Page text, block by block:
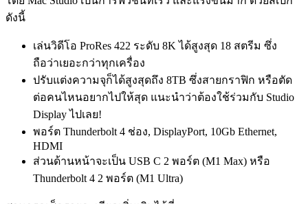
ดังนี้
เล่นวิดีโอ ProRes 422 ระดับ 8K ได้สูงสุด 18 สตรีม ซึ่ง
ถือว่าเยอะกว่าทุกเครื่อง
ปรับแต่งความจุก็ได้สูงสุดถึง 8TB ซึ่งสายกราฟิก หรือตัด
ต่อคนไหนอยากไปให้สุด แนะนำว่าต้องใช้ร่วมกับ Studio
Display ไปเลย!
พอร์ต Thunderbolt 4 ช่อง, DisplayPort, 10Gb Ethernet,
HDMI
ส่วนด้านหน้าจะเป็น USB C 2 พอร์ต (M1 Max) หรือ
Thunderbolt 4 2 พอร์ต (M1 Ultra)